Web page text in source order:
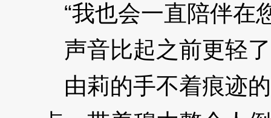
“我也会一直陪伴在
声音比起之前更轻
由莉的手不着痕迹的